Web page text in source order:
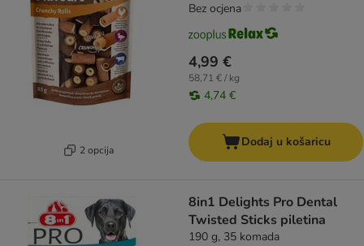
2 opcija
4,99 €
58,71 € / kg
4,74 €
Bez ocjena
Dodaj u košaricu
8in1 Delights Pro Dental
Twisted Sticks piletina
190 g, 35 komada